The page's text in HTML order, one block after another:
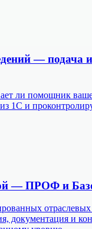
— подача
ли помощник
1С и
— ПРОФ и
документация и